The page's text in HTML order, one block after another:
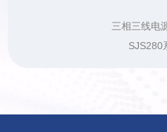
三相三线电
SJS280